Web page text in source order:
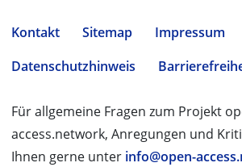
Kontakt Sitemap
Impressum
Datenschutzhinweis
Für allgemeine Fragen zum Projekt
access.network, Anregungen und
Ihnen gerne unter info@open-